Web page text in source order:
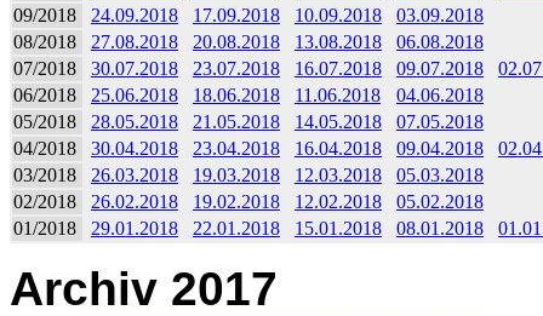
09/2018
24.09.2018 17.09.2018 10.09.2018
03.09.2018
08/2018
27.08.2018 20.08.2018 13.08.2018
06.08.2018
07/2018
30.07.2018 23.07.2018 16.07.2018 09.07.2018
06/2018
25.06.2018 18.06.2018 11.06.2018
04.06.2018
05/2018
28.05.2018 21.05.2018 14.05.2018
07.05.2018
04/2018
30.04.2018 23.04.2018 16.04.2018 09.04.2018
03/2018
26.03.2018 19.03.2018 12.03.2018
05.03.2018
02/2018
26.02.2018 19.02.2018 12.02.2018
05.02.2018
01/2018
29.01.2018 22.01.2018 15.01.2018 08.01.2018
Archiv 2017